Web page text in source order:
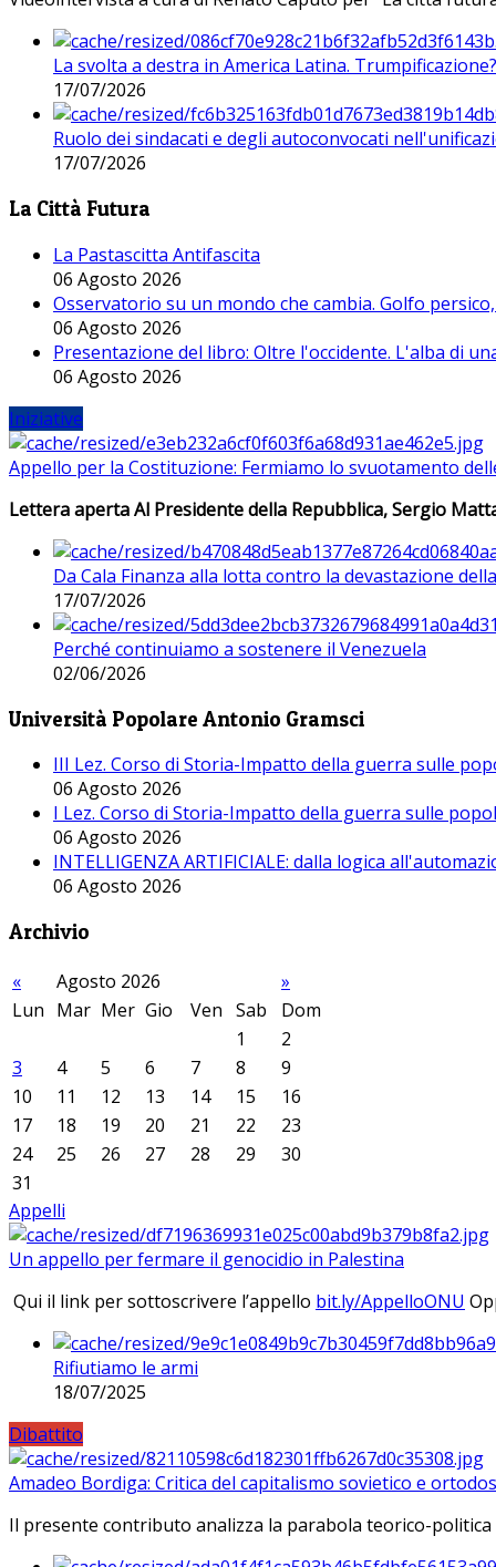
La svolta a destra in America Latina. Trumpificazione?
17/07/2026
Ruolo dei sindacati e degli autoconvocati
17/07/2026
La Città Futura
La Pastascitta Antifascita
06 Agosto 2026
Osservatorio su un mondo che cambia. Golfo
06 Agosto 2026
Presentazione del libro: Oltre l'occidente. L'alba di
06 Agosto 2026
Iniziative
Appello per la Costituzione: Fermiamo lo svuotamento
Lettera aperta Al Presidente della Repubblica, Sergio
Da Cala Finanza alla lotta contro la devastazione
17/07/2026
Perché continuiamo a sostenere il Venezuela
02/06/2026
Università Popolare Antonio Gramsci
III Lez. Corso di Storia-Impatto della guerra sulle
06 Agosto 2026
I Lez. Corso di Storia-Impatto della guerra sulle
06 Agosto 2026
INTELLIGENZA ARTIFICIALE: dalla logica
06 Agosto 2026
Archivio
« Agosto 2026
»
Lun Mar Mer Gio Ven Sab
Dom
1
2
3
4 5 6 7 8
9
10
11 12 13 14 15
16
17
18 19 20 21 22
23
24
25 26 27 28 29
30
31
Appelli
Un appello per fermare il genocidio in Palestina
Qui il link per sottoscrivere l’appello bit.ly/AppelloONU
Rifiutiamo le armi
18/07/2025
Dibattito
Amadeo Bordiga: Critica del capitalismo sovietico e
Il presente contributo analizza la parabola teorico-